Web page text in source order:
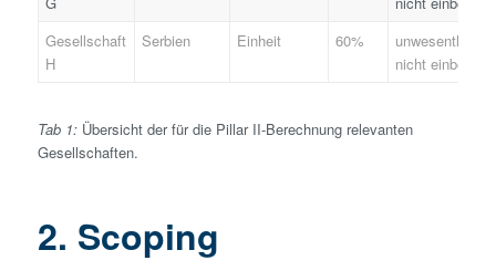
Gesellschaft
H
Serbien Einheit 60%
unwesentlich,
nicht
Tab 1:Übersicht der für die Pillar II-Berechnung relevanten
Gesellschaften.
2. Scoping